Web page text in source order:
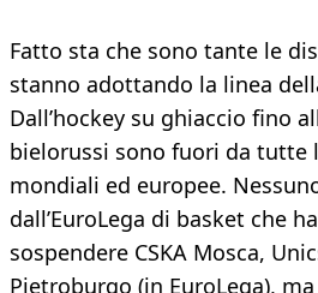
Fatto sta che sono tante le
stanno adottando la linea
Dall’hockey su ghiaccio fino
bielorussi sono fuori da tutte
mondiali ed europee.
dall’EuroLega di basket che
sospendere CSKA Mosca,
Pietroburgo (in EuroLega),